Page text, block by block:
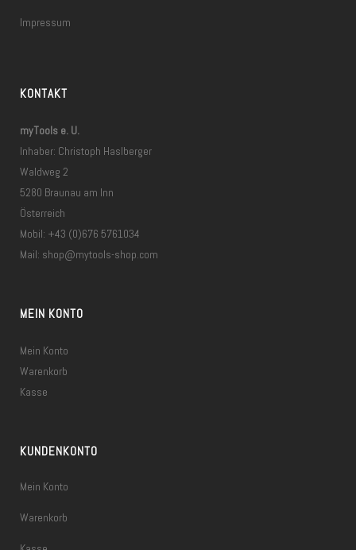
Impressum
KONTAKT
myTools e. U.
Inhaber: Christoph Haslberger
Waldweg 2
5280 Braunau am Inn
Österreich
Mobil: +43 (0)676 5761034
Mail: shop@mytools-shop.com
MEIN KONTO
Mein Konto
Warenkorb
Kasse
KUNDENKONTO
Mein Konto
Warenkorb